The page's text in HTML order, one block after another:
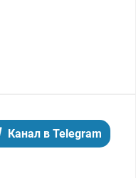
Канал в Telegram